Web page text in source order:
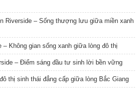
Riverside – Sống thượng lưu giữa miền xanh
– Không gian sống xanh giữa lòng đô thị
– Điểm sáng đầu tư sinh lời bền vững
thị sinh thái đẳng cấp giữa lòng Bắc Giang